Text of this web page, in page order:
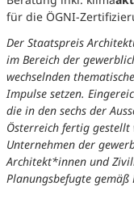
für die ÖGNI-
Der Staatspreis
im Bereich der
wechselnden
Impulse setzen.
die in den sechs der
Österreich fertig
Unternehmen der
Architekt*innen und
Planungsbefugte